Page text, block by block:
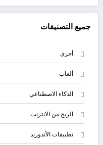
جميع التصنيفات
أخرى
ألعاب
الذكاء الاصطناعي
الربح من الانترنت
تطبيقات الأندوريد